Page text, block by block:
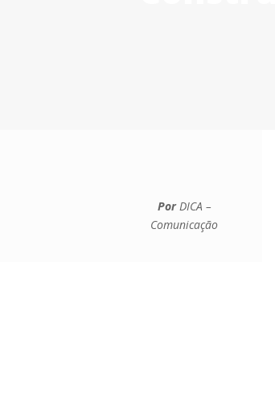
PorDICA –
Comunicação